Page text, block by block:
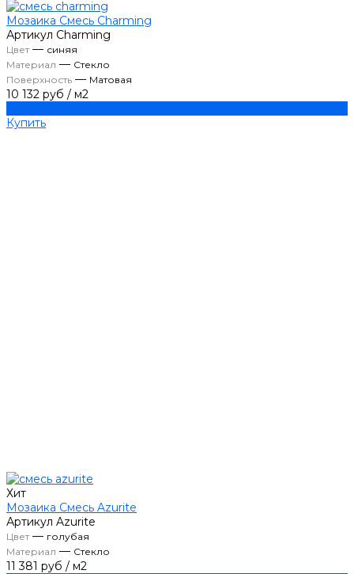
Мозаика Смесь Charming
Артикул Charming
Цвет— синяя
Материал — Стекло
Поверхность — Матовая
10 132 руб / м2
Купить
Хит
Мозаика Смесь Azurite
Артикул Azurite
Цвет— голубая
Материал — Стекло
11 381 руб / м2